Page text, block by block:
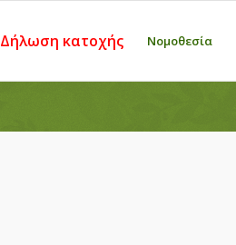
Δήλωση κατοχής Νομοθεσία